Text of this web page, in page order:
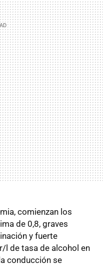
comienzan los
de 0,8, graves
y fuerte
l de tasa de alcohol en
conducción se